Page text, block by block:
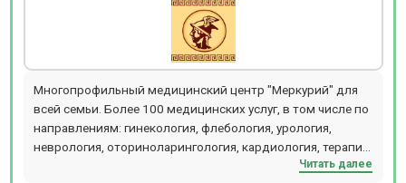
Многопрофильный медицинский центр "Меркурий" для
всей семьи. Более 100 медицинских услуг, в том числе по
направлениям: гинекология, флебология, урология,
неврология, оториноларингология, кардиология, терапия,
гастроэнтерология, онкология, онкодерматология,Читать далее